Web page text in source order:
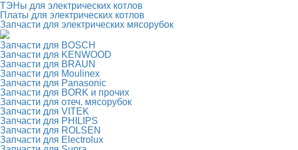
ТЭНы для электрических котлов
Платы для электрических котлов
Запчасти для электрических мясорубок
Запчасти для BOSCH
Запчасти для KENWOOD
Запчасти для BRAUN
Запчасти для Moulinex
Запчасти для Panasonic
Запчасти для BORK и прочих
Запчасти для отеч. мясорубок
Запчасти для VITEK
Запчасти для PHILIPS
Запчасти для ROLSEN
Запчасти для Electrolux